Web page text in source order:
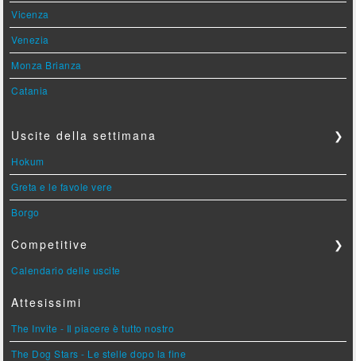
Vicenza
Venezia
Monza Brianza
Catania
Uscite della settimana ❯
Hokum
Greta e le favole vere
Borgo
Competitive ❯
Calendario delle uscite
Attesissimi
The Invite - Il piacere è tutto nostro
The Dog Stars - Le stelle dopo la fine